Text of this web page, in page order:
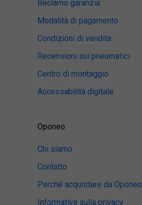
Reclamo garanzia
Modalità di pagamento
Condizioni di vendita
Recensioni sui pneumatici
Centro di montaggio
Accessabilità digitale
Oponeo
Chi siamo
Contatto
Perché acquistare da Oponeo
Informativa sulla privacy